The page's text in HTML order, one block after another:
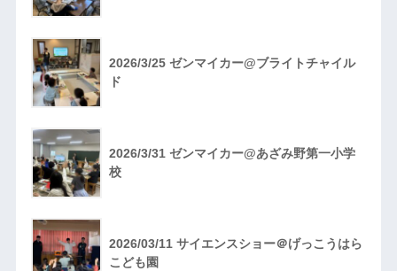
2026/3/25 ゼンマイカー@ブライトチャイル
ド
2026/3/31 ゼンマイカー@あざみ野第一小学
校
2026/03/11 サイエンスショー＠げっこうはら
こども園